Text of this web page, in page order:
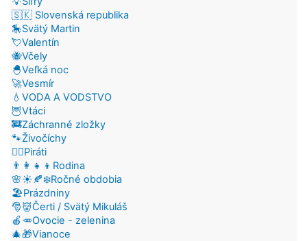
🇸🇰 Slovenská republika
🎠Svätý Martin
💘Valentín
🐝Včely
🐣Veľká noc
🚀Vesmír
💧VODA A VODSTVO
🦉Vtáci
🚒Záchranné zložky
🐾Živočíchy
🏴‍☠️Piráti
👨‍👩‍👧‍👦Rodina
🌸☀️🍂❄️Ročné obdobia
🏖️Prázdniny
🎅👹Čerti / Svätý Mikuláš
🍎🥕Ovocie - zelenina
🎄🎁Vianoce